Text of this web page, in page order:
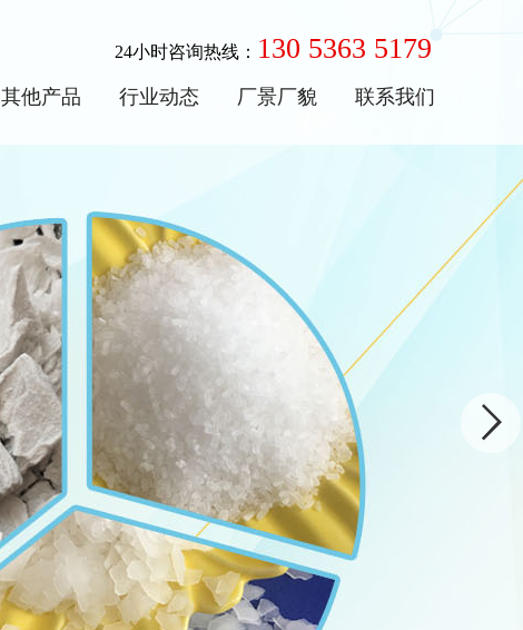
24小时咨询热线： 130 5363 5179
其他产品 行业动态 厂景厂貌 联系我们